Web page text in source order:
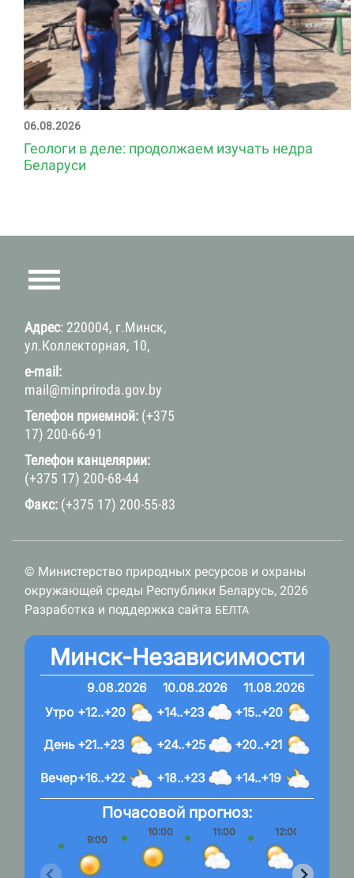
06.08.2026
Геологи в деле: продолжаем изучать недра
Беларуси
Адрес: 220004, г.Минск,
ул.Коллекторная, 10,
e-mail:
mail@minpriroda.gov.by
Телефон приемной: (+375
17) 200-66-91
Телефон канцелярии:
(+375 17) 200-68-44
Факс: (+375 17) 200-55-83
© Министерство природных ресурсов и охраны
окружающей среды Республики Беларусь, 2026
Разработка и поддержка сайта БЕЛТА
Минск-Независимости
9.08.2026
+12..+20
+21..+23
+16..+22
10.08.2026
+14..+23
+24..+25
+18..+23
11.08.2026
+15..+20
+20..+21
+14..+19
Вечер
День
Утро
Почасовой прогноз:
9:00
10:00 11:00 12:00